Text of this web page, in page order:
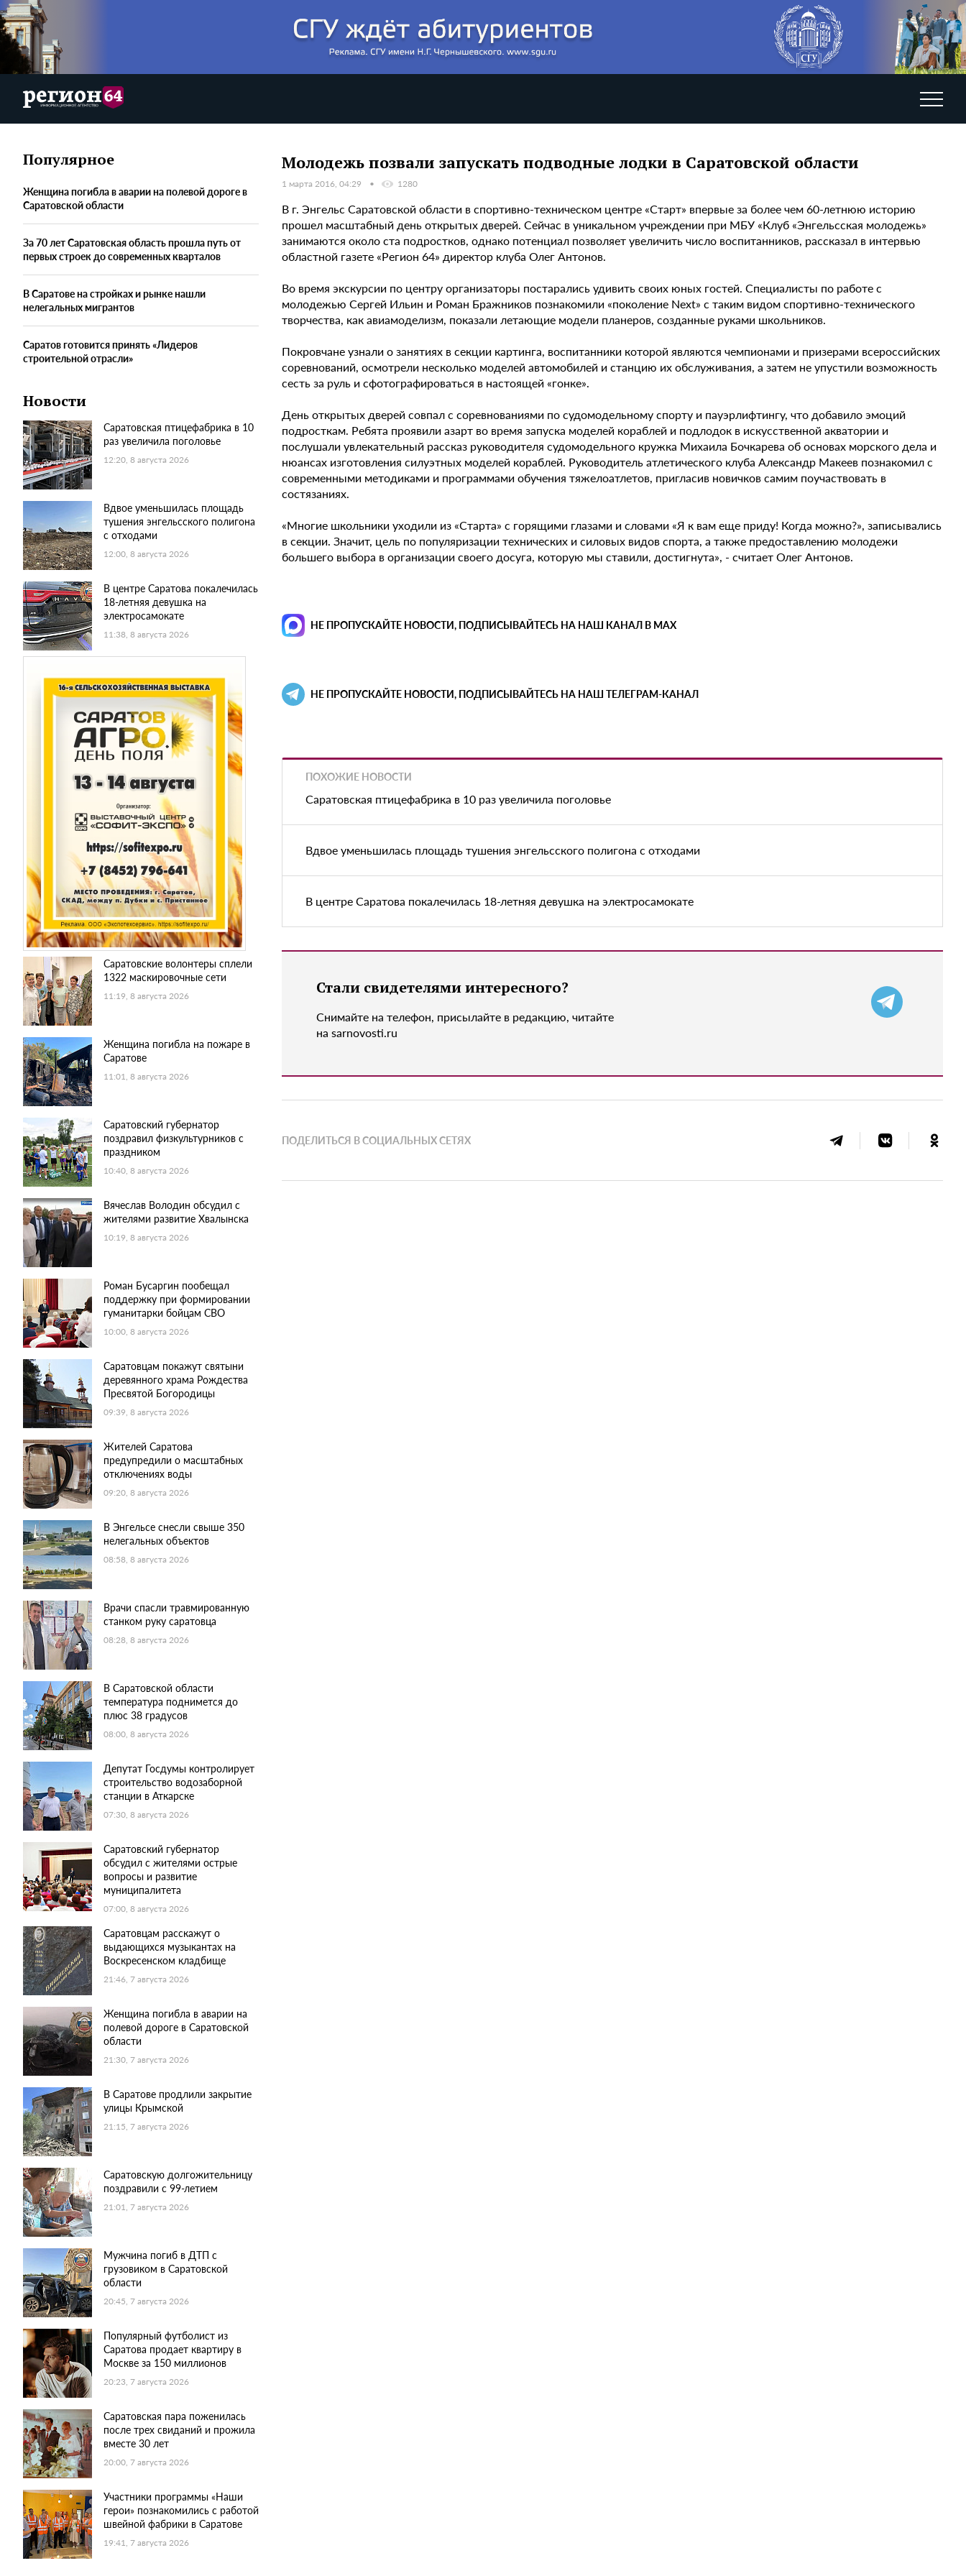
Популярное
Женщина погибла в аварии на полевой дороге в
Саратовской области
За 70 лет Саратовская область прошла путь от
первых строек до современных кварталов
В Саратове на стройках и рынке нашли
нелегальных мигрантов
Саратов готовится принять «Лидеров
строительной отрасли»
Новости
Саратовская птицефабрика в 10
раз увеличила поголовье
12:20, 8 августа 2026
Вдвое уменьшилась площадь
тушения энгельсского полигона
с отходами
12:00, 8 августа 2026
В центре Саратова покалечилась
18-летняя девушка на
электросамокате
11:38, 8 августа 2026
Саратовские волонтеры сплели
1322 маскировочные сети
11:19, 8 августа 2026
Женщина погибла на пожаре в
Саратове
11:01, 8 августа 2026
Саратовский губернатор
поздравил физкультурников с
праздником
10:40, 8 августа 2026
Вячеслав Володин обсудил с
жителями развитие Хвалынска
10:19, 8 августа 2026
Роман Бусаргин пообещал
поддержку при формировании
гуманитарки бойцам СВО
10:00, 8 августа 2026
Саратовцам покажут святыни
деревянного храма Рождества
Пресвятой Богородицы
09:39, 8 августа 2026
Жителей Саратова
предупредили о масштабных
отключениях воды
09:20, 8 августа 2026
В Энгельсе снесли свыше 350
нелегальных объектов
08:58, 8 августа 2026
Врачи спасли травмированную
станком руку саратовца
08:28, 8 августа 2026
В Саратовской области
температура поднимется до
плюс 38 градусов
08:00, 8 августа 2026
Депутат Госдумы контролирует
строительство водозаборной
станции в Аткарске
07:30, 8 августа 2026
Саратовский губернатор
обсудил с жителями острые
вопросы и развитие
муниципалитета
07:00, 8 августа 2026
Саратовцам расскажут о
выдающихся музыкантах на
Воскресенском кладбище
21:46, 7 августа 2026
Женщина погибла в аварии на
полевой дороге в Саратовской
области
21:30, 7 августа 2026
В Саратове продлили закрытие
улицы Крымской
21:15, 7 августа 2026
Саратовскую долгожительницу
поздравили с 99-летием
21:01, 7 августа 2026
Мужчина погиб в ДТП с
грузовиком в Саратовской
области
20:45, 7 августа 2026
Популярный футболист из
Саратова продает квартиру в
Москве за 150 миллионов
20:23, 7 августа 2026
Саратовская пара поженилась
после трех свиданий и прожила
вместе 30 лет
20:00, 7 августа 2026
Участники программы «Наши
герои» познакомились с работой
швейной фабрики в Саратове
19:41, 7 августа 2026
Молодежь позвали запускать подводные лодки в Саратовской области
1 марта 2016, 04:29 1280
В г. Энгельс Саратовской области в спортивно-техническом центре «Старт» впервые за более чем 60-летнюю историю
прошел масштабный день открытых дверей. Сейчас в уникальном учреждении при МБУ «Клуб «Энгельсская молодежь»
занимаются около ста подростков, однако потенциал позволяет увеличить число воспитанников, рассказал в интервью
областной газете «Регион 64» директор клуба Олег Антонов.
Во время экскурсии по центру организаторы постарались удивить своих юных гостей. Специалисты по работе с
молодежью Сергей Ильин и Роман Бражников познакомили «поколение Next» с таким видом спортивно-технического
творчества, как авиамоделизм, показали летающие модели планеров, созданные руками школьников.
Покровчане узнали о занятиях в секции картинга, воспитанники которой являются чемпионами и призерами всероссийских
соревнований, осмотрели несколько моделей автомобилей и станцию их обслуживания, а затем не упустили возможность
сесть за руль и сфотографироваться в настоящей «гонке».
День открытых дверей совпал с соревнованиями по судомодельному спорту и пауэрлифтингу, что добавило эмоций
подросткам. Ребята проявили азарт во время запуска моделей кораблей и подлодок в искусственной акватории и
послушали увлекательный рассказ руководителя судомодельного кружка Михаила Бочкарева об основах морского дела и
нюансах изготовления силуэтных моделей кораблей. Руководитель атлетического клуба Александр Макеев познакомил с
современными методиками и программами обучения тяжелоатлетов, пригласив новичков самим поучаствовать в
состязаниях.
«Многие школьники уходили из «Старта» с горящими глазами и словами «Я к вам еще приду! Когда можно?», записывались
в секции. Значит, цель по популяризации технических и силовых видов спорта, а также предоставлению молодежи
большего выбора в организации своего досуга, которую мы ставили, достигнута», - считает Олег Антонов.
НЕ ПРОПУСКАЙТЕ НОВОСТИ, ПОДПИСЫВАЙТЕСЬ НА НАШ КАНАЛ В MAX
НЕ ПРОПУСКАЙТЕ НОВОСТИ, ПОДПИСЫВАЙТЕСЬ НА НАШ ТЕЛЕГРАМ-КАНАЛ
ПОХОЖИЕ НОВОСТИ
Саратовская птицефабрика в 10 раз увеличила поголовье
Вдвое уменьшилась площадь тушения энгельсского полигона с отходами
В центре Саратова покалечилась 18-летняя девушка на электросамокате
Стали свидетелями интересного?
Снимайте на телефон, присылайте в редакцию, читайте
на sarnovosti.ru
ПОДЕЛИТЬСЯ В СОЦИАЛЬНЫХ СЕТЯХ